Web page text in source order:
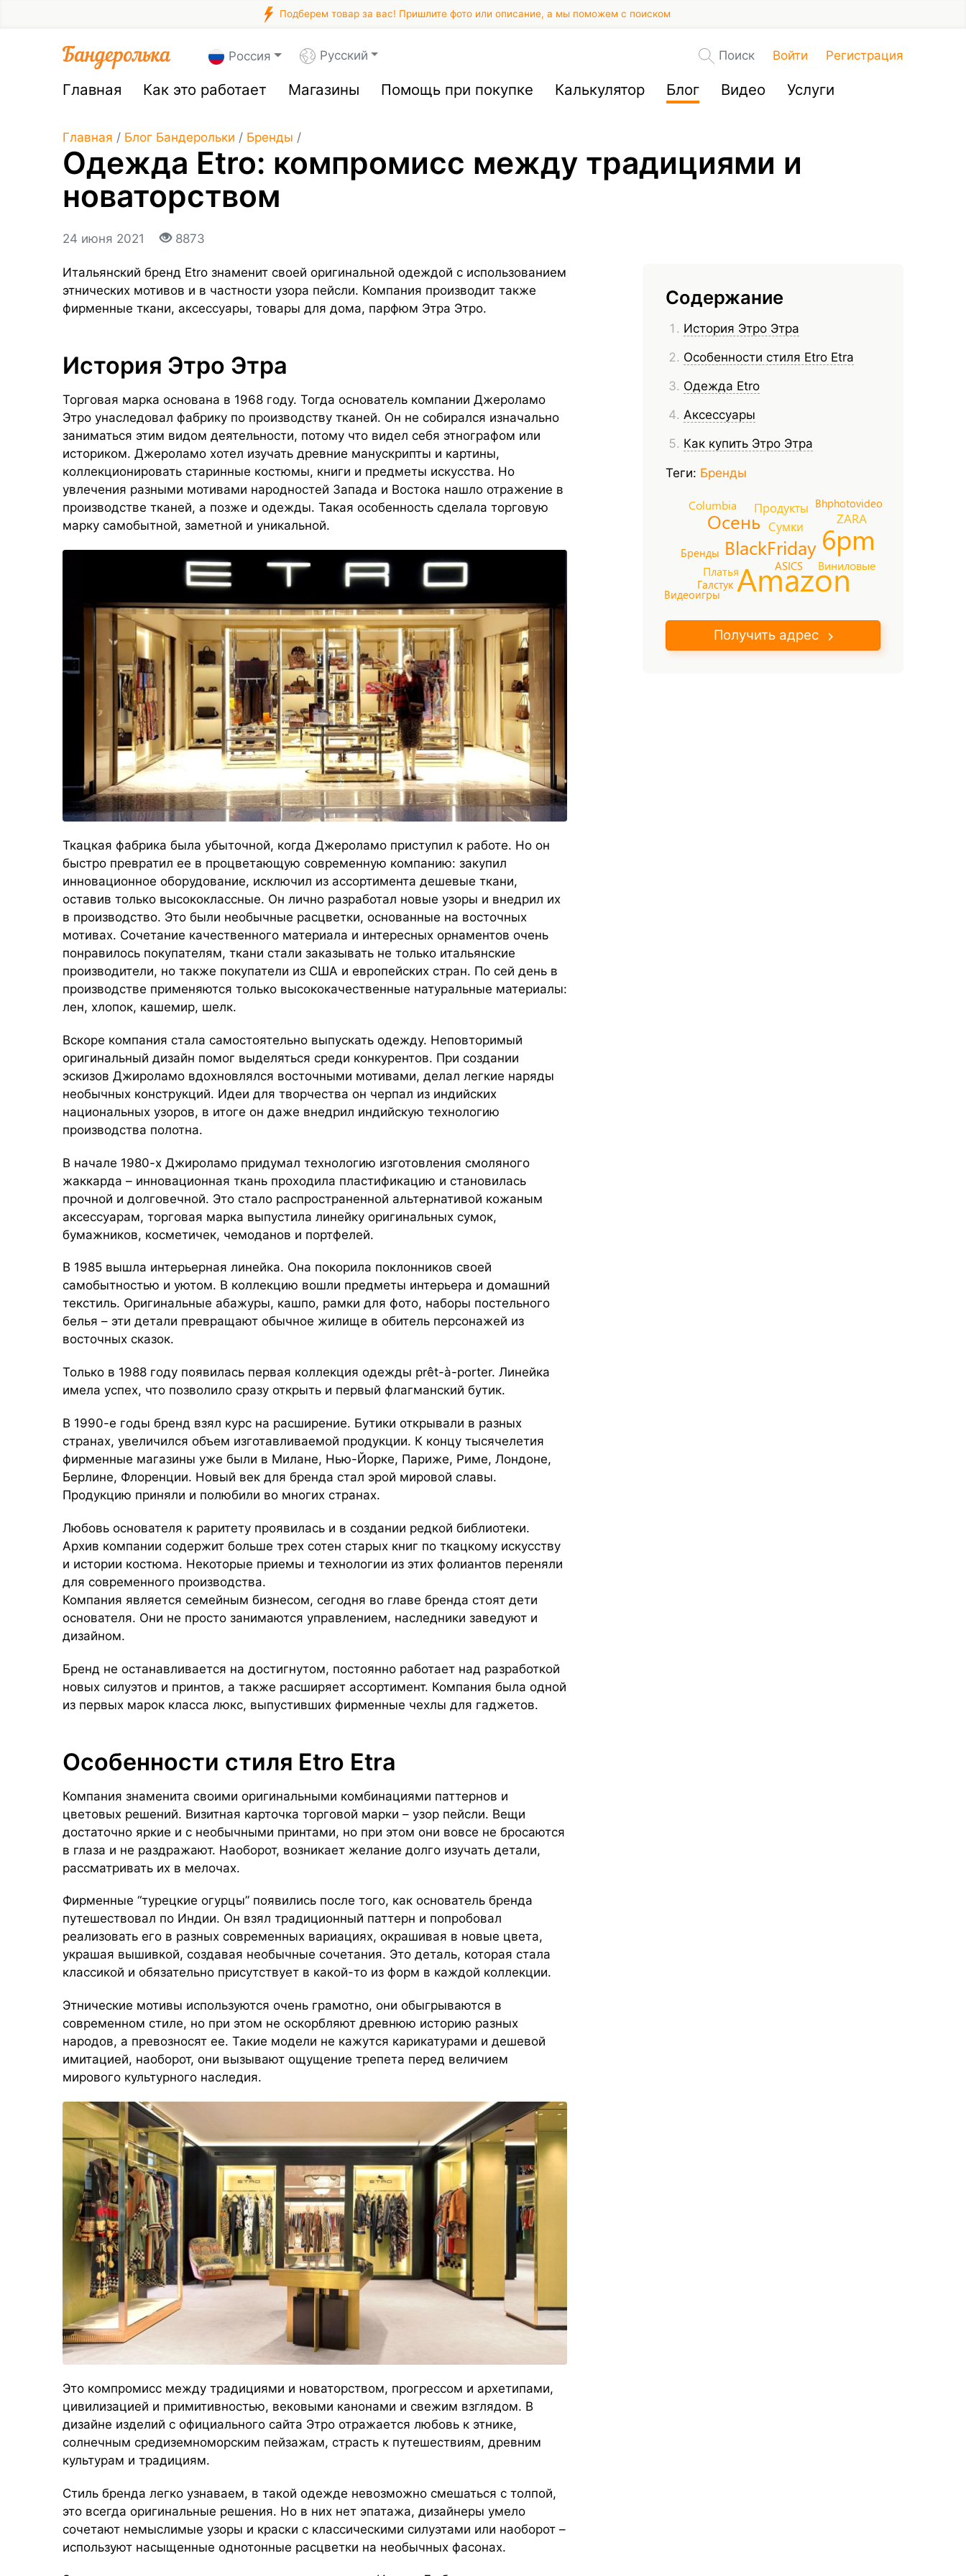
Подберем товар за вас! Пришлите фото или описание, а мы поможем с поиском
Россия Русский Поиск Войти Регистрация
Главная Как это работает Магазины Помощь при покупке Калькулятор Блог Видео Услуги
Главная / Блог Бандерольки / Бренды /
Одежда Etro: компромисс между традициями и
новаторством
24 июня 2021 8873
Содержание
История Этро Этра
Особенности стиля Etro Etra
Одежда Etro
Аксессуары
Как купить Этро Этра
Теги: Бренды
Amazon
6pm
BlackFriday
Осень Сумки ZARA
Продукты
Виниловые
Платья
Columbia Bhphotovideo
ASICS
Галстук
Видеоигры
Бренды
Получить адрес
Итальянский бренд Etro знаменит своей оригинальной одеждой с использованием
этнических мотивов и в частности узора пейсли. Компания производит также
фирменные ткани, аксессуары, товары для дома, парфюм Этра Этро.
История Этро Этра
Торговая марка основана в 1968 году. Тогда основатель компании Джероламо
Этро унаследовал фабрику по производству тканей. Он не собирался изначально
заниматься этим видом деятельности, потому что видел себя этнографом или
историком. Джероламо хотел изучать древние манускрипты и картины,
коллекционировать старинные костюмы, книги и предметы искусства. Но
увлечения разными мотивами народностей Запада и Востока нашло отражение в
производстве тканей, а позже и одежды. Такая особенность сделала торговую
марку самобытной, заметной и уникальной.
Ткацкая фабрика была убыточной, когда Джероламо приступил к работе. Но он
быстро превратил ее в процветающую современную компанию: закупил
инновационное оборудование, исключил из ассортимента дешевые ткани,
оставив только высококлассные. Он лично разработал новые узоры и внедрил их
в производство. Это были необычные расцветки, основанные на восточных
мотивах. Сочетание качественного материала и интересных орнаментов очень
понравилось покупателям, ткани стали заказывать не только итальянские
производители, но также покупатели из США и европейских стран. По сей день в
производстве применяются только высококачественные натуральные материалы:
лен, хлопок, кашемир, шелк.
Вскоре компания стала самостоятельно выпускать одежду. Неповторимый
оригинальный дизайн помог выделяться среди конкурентов. При создании
эскизов Джироламо вдохновлялся восточными мотивами, делал легкие наряды
необычных конструкций. Идеи для творчества он черпал из индийских
национальных узоров, в итоге он даже внедрил индийскую технологию
производства полотна.
В начале 1980-х Джироламо придумал технологию изготовления смоляного
жаккарда – инновационная ткань проходила пластификацию и становилась
прочной и долговечной. Это стало распространенной альтернативой кожаным
аксессуарам, торговая марка выпустила линейку оригинальных сумок,
бумажников, косметичек, чемоданов и портфелей.
В 1985 вышла интерьерная линейка. Она покорила поклонников своей
самобытностью и уютом. В коллекцию вошли предметы интерьера и домашний
текстиль. Оригинальные абажуры, кашпо, рамки для фото, наборы постельного
белья – эти детали превращают обычное жилище в обитель персонажей из
восточных сказок.
Только в 1988 году появилась первая коллекция одежды prêt-à-porter. Линейка
имела успех, что позволило сразу открыть и первый флагманский бутик.
В 1990-е годы бренд взял курс на расширение. Бутики открывали в разных
странах, увеличился объем изготавливаемой продукции. К концу тысячелетия
фирменные магазины уже были в Милане, Нью-Йорке, Париже, Риме, Лондоне,
Берлине, Флоренции. Новый век для бренда стал эрой мировой славы.
Продукцию приняли и полюбили во многих странах.
Любовь основателя к раритету проявилась и в создании редкой библиотеки.
Архив компании содержит больше трех сотен старых книг по ткацкому искусству
и истории костюма. Некоторые приемы и технологии из этих фолиантов переняли
для современного производства.
Компания является семейным бизнесом, сегодня во главе бренда стоят дети
основателя. Они не просто занимаются управлением, наследники заведуют и
дизайном.
Бренд не останавливается на достигнутом, постоянно работает над разработкой
новых силуэтов и принтов, а также расширяет ассортимент. Компания была одной
из первых марок класса люкс, выпустивших фирменные чехлы для гаджетов.
Особенности стиля Etro Etra
Компания знаменита своими оригинальными комбинациями паттернов и
цветовых решений. Визитная карточка торговой марки – узор пейсли. Вещи
достаточно яркие и с необычными принтами, но при этом они вовсе не бросаются
в глаза и не раздражают. Наоборот, возникает желание долго изучать детали,
рассматривать их в мелочах.
Фирменные “турецкие огурцы” появились после того, как основатель бренда
путешествовал по Индии. Он взял традиционный паттерн и попробовал
реализовать его в разных современных вариациях, окрашивая в новые цвета,
украшая вышивкой, создавая необычные сочетания. Это деталь, которая стала
классикой и обязательно присутствует в какой-то из форм в каждой коллекции.
Этнические мотивы используются очень грамотно, они обыгрываются в
современном стиле, но при этом не оскорбляют древнюю историю разных
народов, а превозносят ее. Такие модели не кажутся карикатурами и дешевой
имитацией, наоборот, они вызывают ощущение трепета перед величием
мирового культурного наследия.
Это компромисс между традициями и новаторством, прогрессом и архетипами,
цивилизацией и примитивностью, вековыми канонами и свежим взглядом. В
дизайне изделий с официального сайта Этро отражается любовь к этнике,
солнечным средиземноморским пейзажам, страсть к путешествиям, древним
культурам и традициям.
Стиль бренда легко узнаваем, в такой одежде невозможно смешаться с толпой,
это всегда оригинальные решения. Но в них нет эпатажа, дизайнеры умело
сочетают немыслимые узоры и краски с классическими силуэтами или наоборот –
используют насыщенные однотонные расцветки на необычных фасонах.